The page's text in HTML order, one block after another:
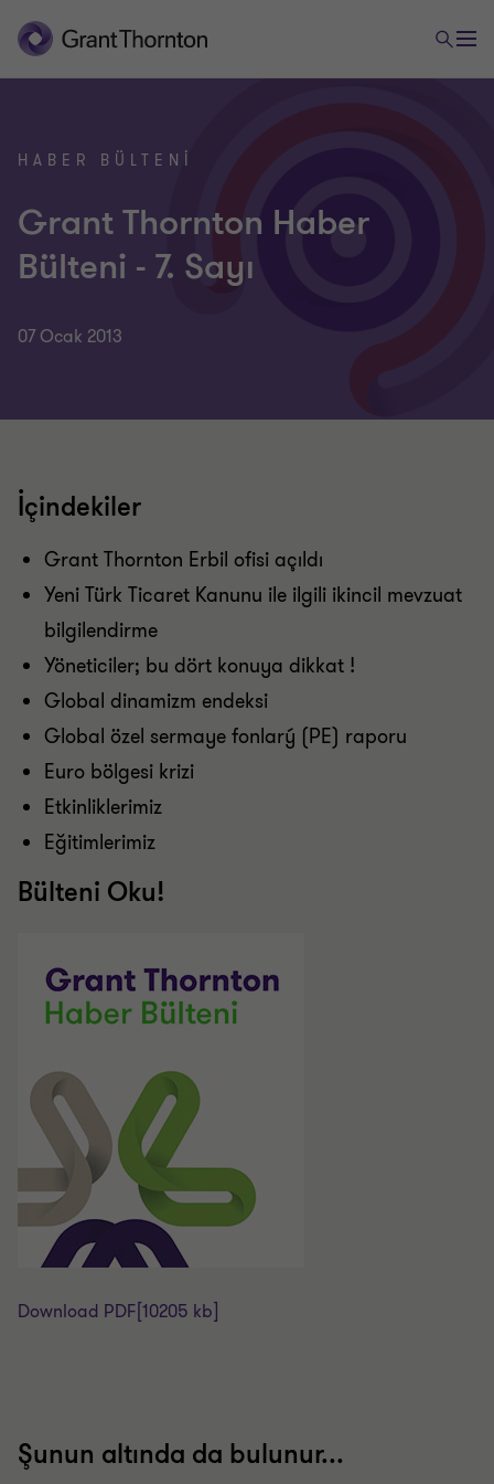
HABER BÜLTENI
Grant Thornton Haber
Bülteni - 7. Sayı
07 Ocak 2013
İçindekiler
Grant Thornton Erbil ofisi açıldı
Yeni Türk Ticaret Kanunu ile ilgili ikincil mevzuat
bilgilendirme
Yöneticiler; bu dört konuya dikkat !
Global dinamizm endeksi
Global özel sermaye fonlarý (PE) raporu
Euro bölgesi krizi
Etkinliklerimiz
Eğitimlerimiz
Bülteni Oku!
Download PDF [10205 kb]
Şunun altında da bulunur...